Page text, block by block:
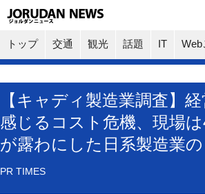
トップ 交通 観光 話題 IT Web
【キャディ製造業調査】
感じるコスト危機、現場
が露わにした日系製造業の
PR TIMES